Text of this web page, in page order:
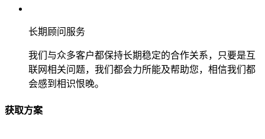
长期顾问服务
我们与众多客户都保持长期稳定的合作关系，只要是互
联网相关问题，我们都会力所能及帮助您，相信我们都
会感到相识恨晚。
获取方案